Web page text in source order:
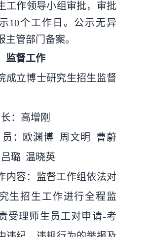
工作领导小组审批，审批
10个工作日。公示无异
主管部门备案。
监督工作
成立博士研究生招生监督
：高增刚
：欧渊博 周文明 曹蔚
璐 温晓英
内容：监督工作组依法对
生招生工作进行全程监
受理师生员工对申请-考